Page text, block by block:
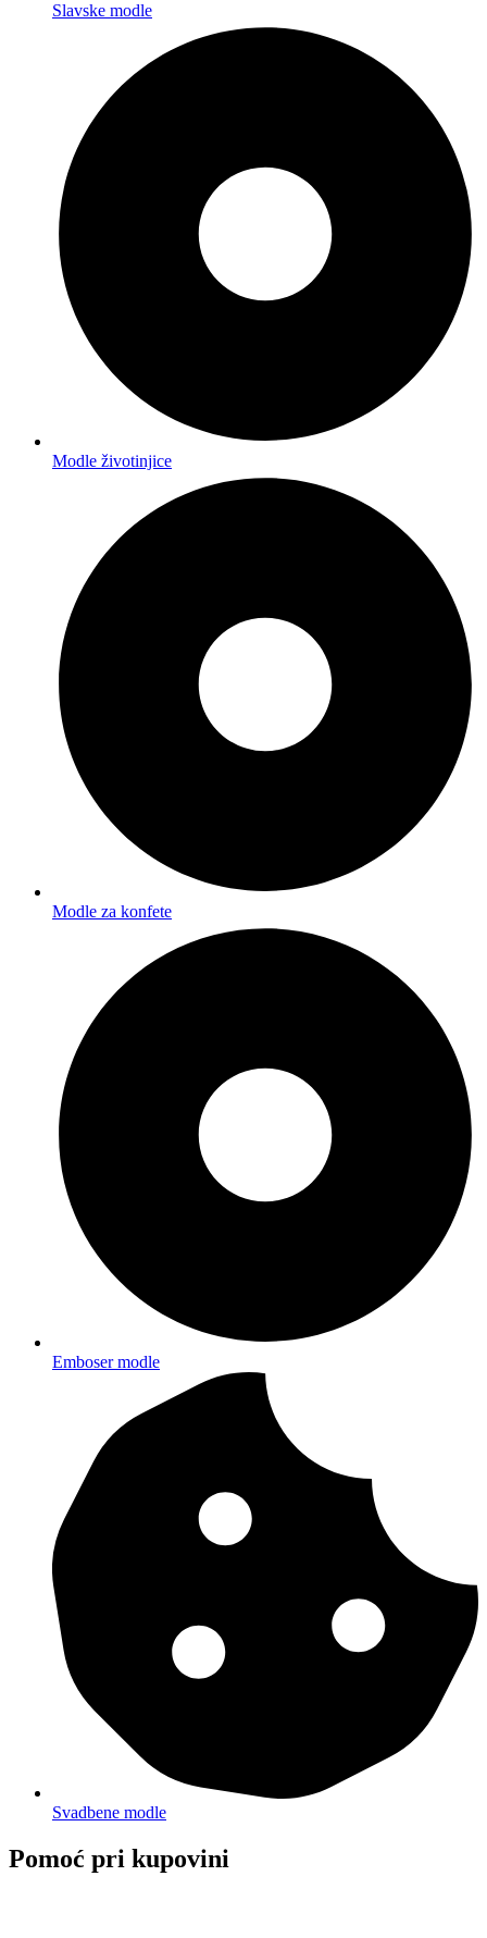
Slavske modle
Modle životinjice
Modle za konfete
Emboser modle
Svadbene modle
Pomoć pri kupovini